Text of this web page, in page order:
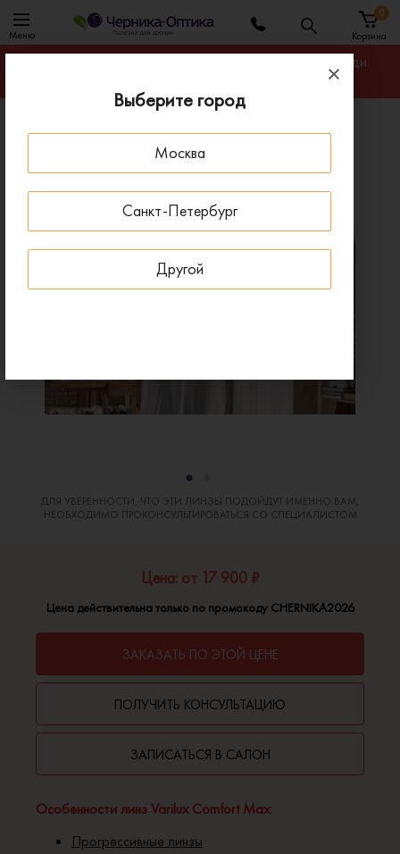
Выберите город
Москва
Санкт-Петербург
Другой
Меню Корзина
0
Гарантируем лучшую цену на линзы для очков среди
Главная
Линзы для очков
Прогрессивные линзы Essilor Varilux Comfort Max
Прогрессивные линзы Essilor Varilux Comfort Max
ДЛЯ УВЕРЕННОСТИ, ЧТО ЭТИ ЛИНЗЫ ПОДОЙДУТ ИМЕННО ВАМ,
НЕОБХОДИМО ПРОКОНСУЛЬТИРОВАТЬСЯ СО СПЕЦИАЛИСТОМ
Особенности линз Varilux Comfort Max:
Прогрессивные линзы
Цена: от 17 900 ₽
Цена действительна только по промокоду CHERNIKA2026
ЗАКАЗАТЬ ПО ЭТОЙ ЦЕНЕ
ПОЛУЧИТЬ КОНСУЛЬТАЦИЮ
ЗАПИСАТЬСЯ В САЛОН